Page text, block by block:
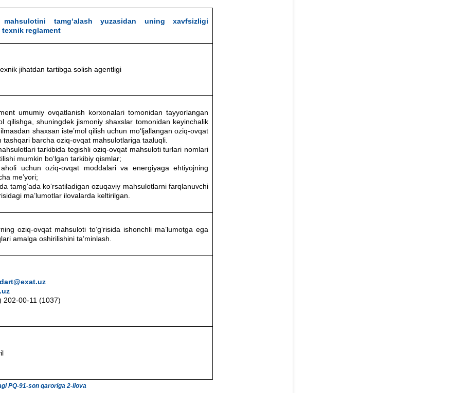
mahsulotini tamg‘alash yuzasidan uning xavfsizligi
texnik reglament
jihatdan tartibga solish agentligi
umumiy ovqatlanish korxonalari tomonidan tayyorlangan
qilishga, shuningdek jismoniy shaxslar tomonidan keyinchalik
shaxsan iste’mol qilish uchun mo‘ljallangan oziq-ovqat
tashqari barcha oziq-ovqat mahsulotlariga taaluqli.
tarkibida tegishli oziq-ovqat mahsuloti turlari nomlari
mumkin bo‘lgan tarkibiy qismlar;
uchun oziq-ovqat moddalari va energiyaga ehtiyojning
me’yori;
tamg‘ada ko‘rsatiladigan ozuqaviy mahsulotlarni farqlanuvchi
ma’lumotlar ilovalarda keltirilgan.
oziq-ovqat mahsuloti to‘g‘risida ishonchli ma’lumotga ega
amalga oshirilishini ta’minlash.
202-00-11 (1037)
PQ-91-son qaroriga 2-ilova